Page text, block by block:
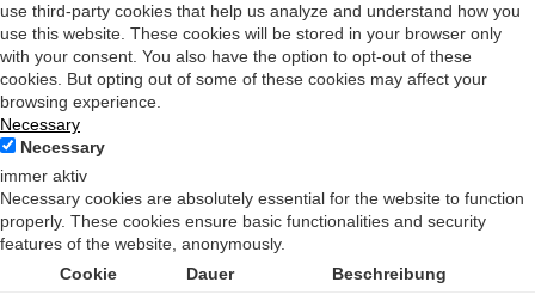
use third-party cookies that help us analyze and understand how you
use this website. These cookies will be stored in your browser only
with your consent. You also have the option to opt-out of these
cookies. But opting out of some of these cookies may affect your
browsing experience.
Necessary
Necessary
immer aktiv
Necessary cookies are absolutely essential for the website to function
properly. These cookies ensure basic functionalities and security
features of the website, anonymously.
Cookie
Dauer Beschreibung